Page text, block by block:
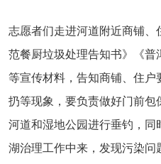
志愿者们走进河道附近商铺
范餐厨垃圾处理告知书》《普
等宣传材料，告知商铺、住
扔等现象，要负责做好门前
河道和湿地公园进行垂钓，
湖治理工作中来，发现污染